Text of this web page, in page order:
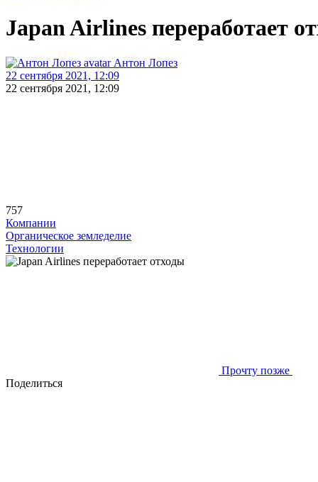
Japan Airlines переработает
Антон Лопез
22 сентября 2021, 12:09
22 сентября 2021, 12:09
757
Компании
Органическое земледелие
Технологии
Прочту позже
Поделиться